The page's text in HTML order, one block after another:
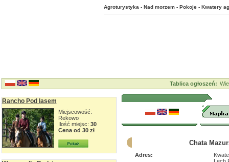
Agroturystyka - Nad morzem - Pokoje - Kwatery
Tablica ogłoszeń:
Rancho Pod lasem
Miejscowość:
Rekowo
Ilość miejsc: 30
Cena od 30 zł
Chata
Adres: